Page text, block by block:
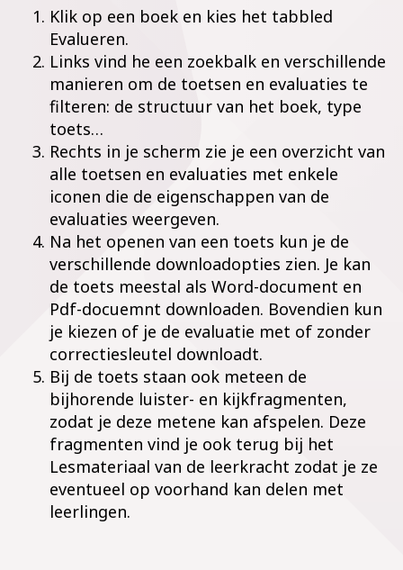
Klik op een boek en kies het tabbled
Evalueren.
Links vind he een zoekbalk en verschillende
manieren om de toetsen en evaluaties te
filteren: de structuur van het boek, type
toets…
Rechts in je scherm zie je een overzicht van
alle toetsen en evaluaties met enkele
iconen die de eigenschappen van de
evaluaties weergeven.
Na het openen van een toets kun je de
verschillende downloadopties zien. Je kan
de toets meestal als Word-document en
Pdf-docuemnt downloaden. Bovendien kun
je kiezen of je de evaluatie met of zonder
correctiesleutel downloadt.
Bij de toets staan ook meteen de
bijhorende luister- en kijkfragmenten,
zodat je deze metene kan afspelen. Deze
fragmenten vind je ook terug bij het
Lesmateriaal van de leerkracht zodat je ze
eventueel op voorhand kan delen met
leerlingen.